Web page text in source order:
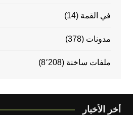
في القمة (14)
مدونات (378)
ملفات ساخنة (8٬208)
أخر الأخبار